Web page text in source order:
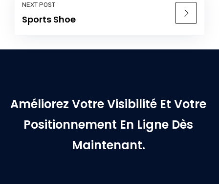
NEXT POST
Sports Shoe
Améliorez Votre Visibilité Et Votre
Positionnement En Ligne Dès
Maintenant.